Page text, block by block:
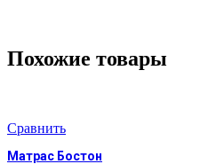
Похожие товары
Сравнить
Матрас Бостон